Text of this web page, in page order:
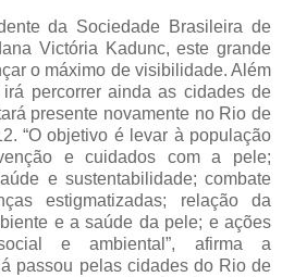
da Sociedade Brasileira de
Victória Kadunc, este grande
o máximo de visibilidade. Além
percorrer ainda as cidades de
presente novamente no Rio de
“O objetivo é levar à população
e cuidados com a pele;
e sustentabilidade; combate
estigmatizadas; relação da
e a saúde da pele; e ações
e ambiental”, afirma a
passou pelas cidades do Rio de